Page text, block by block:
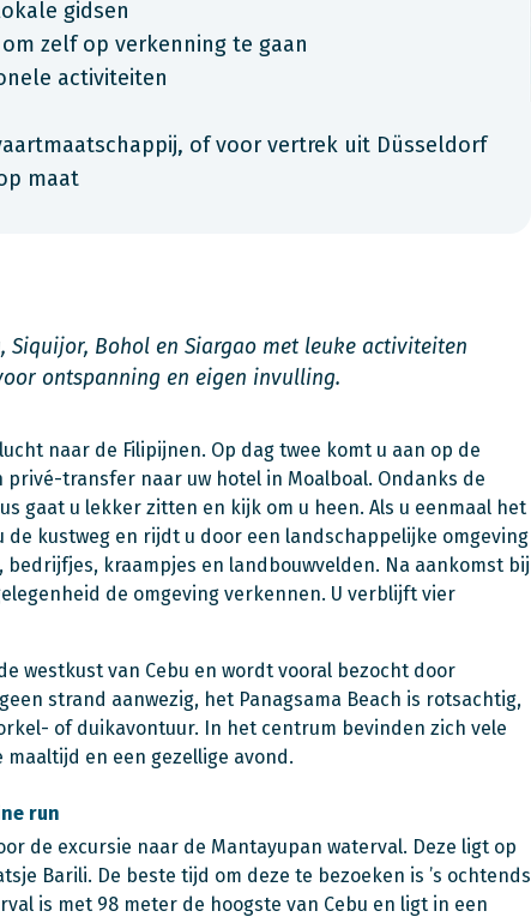
gidsen
zelf op verkenning te gaan
activiteiten
of voor vertrek uit Düsseldorf
maat
Siquijor, Bohol en Siargao met leuke activiteiten
ontspanning en eigen invulling.
naar de Filipijnen. Op dag twee komt u aan op de
transfer naar uw hotel in Moalboal. Ondanks de
gaat u lekker zitten en kijk om u heen. Als u eenmaal het
de kustweg en rijdt u door een landschappelijke omgeving
kraampjes en landbouwvelden. Na aankomst bij
de omgeving verkennen. U verblijft vier
westkust van Cebu en wordt vooral bezocht door
strand aanwezig, het Panagsama Beach is rotsachtig,
of duikavontuur. In het centrum bevinden zich vele
en een gezellige avond.
run
de excursie naar de Mantayupan waterval. Deze ligt op
Barili. De beste tijd om deze te bezoeken is ’s ochtends
is met 98 meter de hoogste van Cebu en ligt in een